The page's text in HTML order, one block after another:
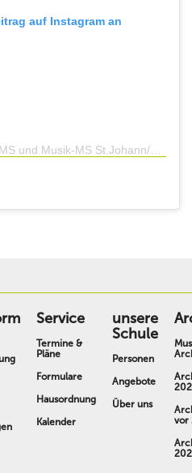
auf Instagram an
MS St.Johann/Pg. (@ms_stjohann)
Service
Termine &
Pläne
Formulare
Hausordnung
Kalender
unsere
Schule
Personen
Angebote
Über uns
vor